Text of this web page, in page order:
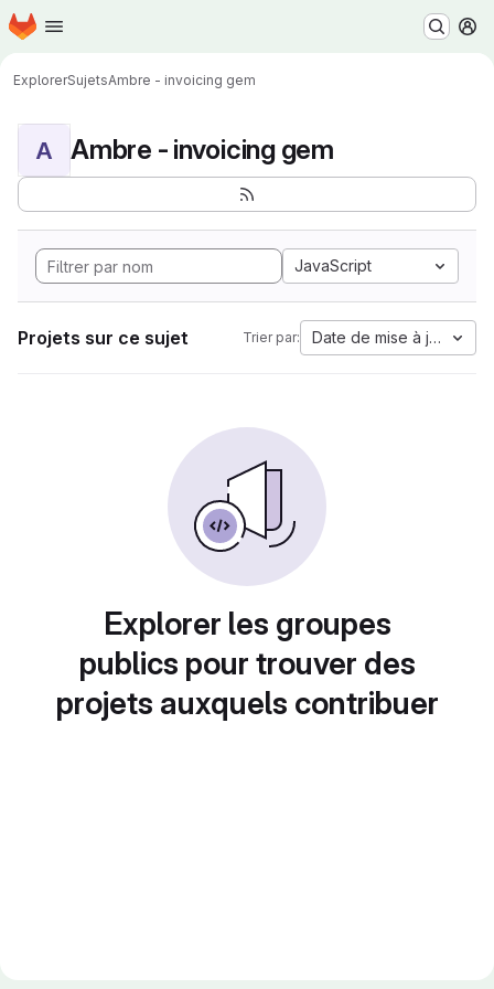
Passer au contenu principal
Page d'accueil
ExplorerSujetsAmbre - invoicing gem
A Ambre - invoicing gem
JavaScript
Projets sur ce sujet Trier par: Date de mise à jour
Explorer les groupes
publics pour trouver des
projets auxquels contribuer